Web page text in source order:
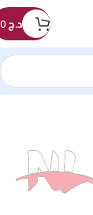
د.ج